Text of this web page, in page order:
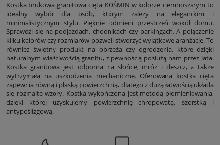
Kostka brukowa granitowa cięta KOŚMIN w kolorze ciemnoszarym to
idealny wybór dla osób, którym zależy na eleganckim i
minimalistycznym stylu. Pięknie odmieni przestrzeń wokół domu.
Sprawdzi się na podjazdach, chodnikach czy parkingach. A połączenie
kilku kolorów czy rozmiarów pozwoli stworzyć wyjątkowe aranżacje. To
również świetny produkt na obrzeża czy ogrodzenia, które dzięki
naturalnym właściwością granitu, z pewnością posłużą nam przez lata.
Kostka granitowa jest odporna na słońce, mróz i deszcz, a także
wytrzymała na uszkodzenia mechaniczne. Oferowana kostka cięta
zapewnia równą i płaską powierzchnią, dlatego z dużą łatwością układa
się rozmaite wzory. Kostka wykończona jest metodą płomieniowania,
dzięki której uzyskujemy powierzchnię chropowatą, szorstką i
antypoślizgową.